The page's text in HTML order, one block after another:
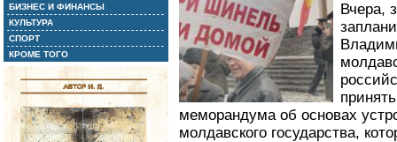
БИЗНЕС И ФИНАНСЫ
КУЛЬТУРА
СПОРТ
КРОМЕ ТОГО
Вчера,
меморандума об основах
молдавского государства,